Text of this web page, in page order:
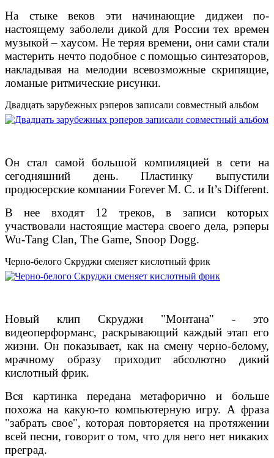
На стыке веков эти начинающие диджеи по-
настоящему заболели дикой для России тех времен
музыкой – хаусом. Не теряя времени, они сами стали
мастерить нечто подобное с помощью синтезаторов,
накладывая на мелодии всевозможные скрипящие,
ломаные ритмические рисунки.
Двадцать зарубежных рэперов записали совместный альбом
Он стал самой большой компиляцией в сети на
сегодняшний день. Пластинку выпустили
продюсерские компании Forever M. C. и It’s Different.
В нее входят 12 треков, в записи которых
участвовали настоящие мастера своего дела, рэперы
Wu-Tang Clan, The Game, Snoop Dogg.
Черно-белого Скруджи сменяет кислотный фрик
Новый клип Скруджи "Монтана" - это
видеоперформанс, раскрывающий каждый этап его
жизни. Он показывает, как на смену черно-белому,
мрачному образу приходит абсолютно дикий
кислотный фрик.
Вся картинка передана метафорично и больше
похожа на какую-то компьютерную игру. А фраза
"забрать свое", которая повторяется на протяжении
всей песни, говорит о том, что для него нет никаких
преград.